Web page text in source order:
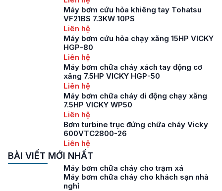
Máy bơm cứu hỏa khiêng tay Tohatsu
VF21BS 7.3KW 10PS
Liên hệ
Máy bơm cứu hỏa chạy xăng 15HP VICKY
HGP-80
Liên hệ
Máy bơm chữa cháy xách tay động cơ
xăng 7.5HP VICKY HGP-50
Liên hệ
Máy bơm chữa cháy di động chạy xăng
7.5HP VICKY WP50
Liên hệ
Bơm turbine trục đứng chữa cháy Vicky
600VTC2800-26
Liên hệ
BÀI VIẾT MỚI NHẤT
Máy bơm chữa cháy cho trạm xá
Máy bơm chữa cháy cho khách sạn nhà
nghỉ